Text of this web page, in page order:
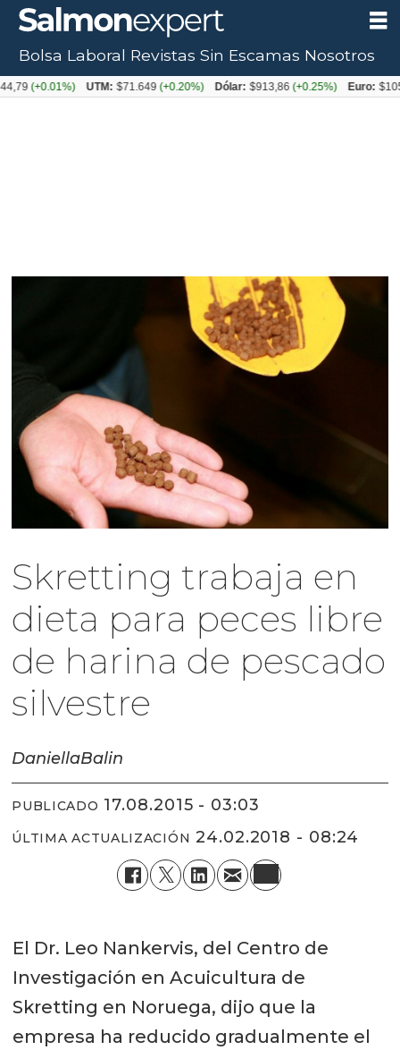
Skretting trabaja en
dieta para peces libre
de harina de pescado
silvestre
DaniellaBalin
PUBLICADO 17.08.2015 - 03:03
ÚLTIMA ACTUALIZACIÓN 24.02.2018 - 08:24
El Dr. Leo Nankervis, del Centro de
Investigación en Acuicultura de
Skretting en Noruega, dijo que la
empresa ha reducido gradualmente el
Bolsa Laboral Revistas Sin Escamas Nosotros
UTM: $71.649(+0.20%) Dólar: $913,86(+0.25%) Euro: $1053,08